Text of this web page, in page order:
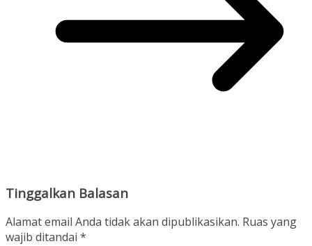
Tinggalkan Balasan
Alamat email Anda tidak akan dipublikasikan. Ruas yang
wajib ditandai *